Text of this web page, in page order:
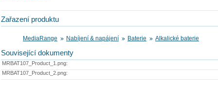
Zařazení produktu
MediaRange Nabíjení & napájení Baterie Alkalické baterie
Související dokumenty
MRBAT107_Product_1.png:
MRBAT107_Product_2.png: